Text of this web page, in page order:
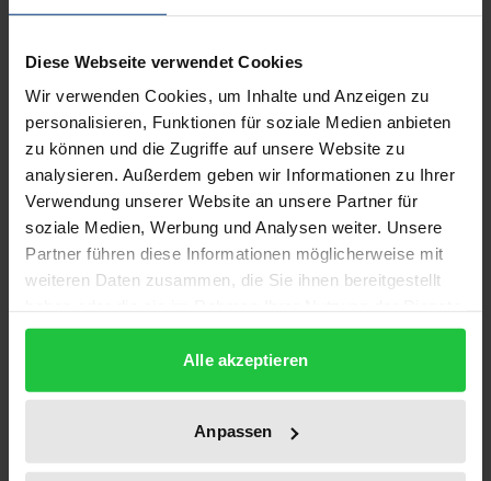
Diese Webseite verwendet Cookies
Wir verwenden Cookies, um Inhalte und Anzeigen zu
personalisieren, Funktionen für soziale Medien anbieten
zu können und die Zugriffe auf unsere Website zu
analysieren. Außerdem geben wir Informationen zu Ihrer
Verwendung unserer Website an unsere Partner für
soziale Medien, Werbung und Analysen weiter. Unsere
Partner führen diese Informationen möglicherweise mit
weiteren Daten zusammen, die Sie ihnen bereitgestellt
gesammelt haben.
Alle akzeptieren
Anpassen
schnell zu der Überzeugung, dass der Begriff ein
wir Zeit als veränderliche Größe erfolgreich in
naturwissenschaftlichen Darstellungen für die
Beschreibung von Prozessen und Bewegungen. Auf
der anderen Seite steht dieses Maß der Bewegung
im Gegensatz zu unserem Erleben von Zeitlichkeit,
zur Erfahrung von Dauer, Augenblicken und
Rhythmen. Bezeichnen wir mit dem Begriff „Zeit“
verschiedene Dinge, die unabhängig voneinander
Zeitlichkeit? Alfred North Whitehead beschäftigte
sich als Philosoph vor allem mit der „physikalischen”
Wirklichkeit unserer Wahrnehmungswelt, wobei sich
seine Aufmerksamkeit besonders auf die Begriffe